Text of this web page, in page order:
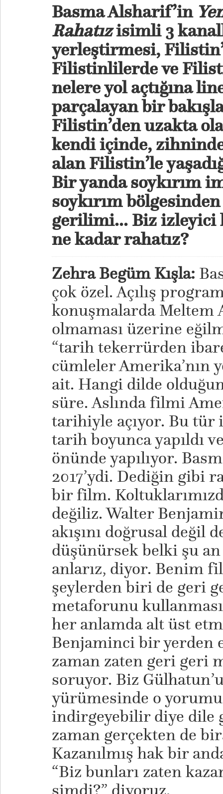
Basma Alsharif’in
Rahatızisimli 3
yerleştirmesi,
Filistinlilerde ve
nelere yol açtığına
parçalayan bir
Filistin’den uzakta
kendi içinde,
alan Filistin’le
Bir yanda soykırım
soykırım
gerilimi... Biz izleyici
ne kadar rahatız?
Zehra Begüm Kışla:
çok özel. Açılış
konuşmalarda Meltem
olmaması üzerine
“tarih tekerrürden
cümleler
ait. Hangi dilde
süre. Aslında filmi
tarihiyle açıyor. Bu tür
tarih boyunca yapıldı
önünde yapılıyor.
2017’ydi. Dediğin gibi
bir film.
değiliz. Walter
akışını doğrusal değil
düşünürsek belki şu
anlarız, diyor. Benim
şeylerden biri de geri
metaforunu
her anlamda alt üst
Benjaminci bir yerden
zaman zaten geri geri
soruyor. Biz
yürümesinde o
indirgeyebilir diye dile
zaman gerçekten de
Kazanılmış hak bir
“Biz bunları zaten